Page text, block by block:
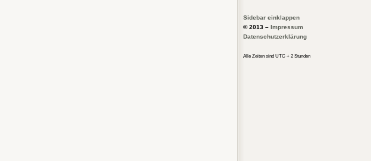
Sidebar einklappen
© 2013 – Impressum
Datenschutzerklärung
Alle Zeiten sind UTC + 2 Stunden